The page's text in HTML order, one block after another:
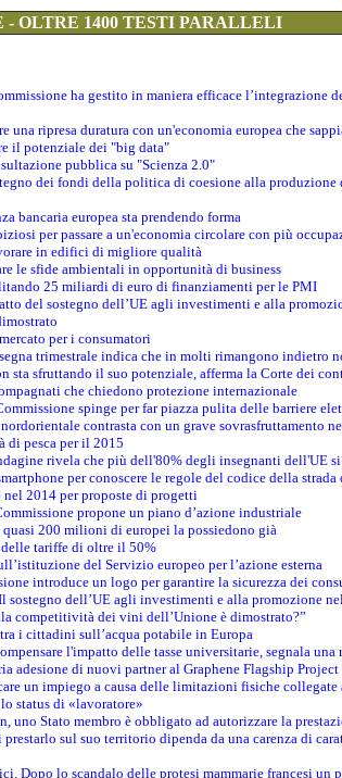
- OLTRE 1400 TESTI PARALLELI
ha gestito in maniera efficace l’integrazione
una ripresa duratura con un'economia europea che
il potenziale dei "big data"
pubblica su "Scienza 2.0"
dei fondi della politica di coesione alla
bancaria europea sta prendendo forma
per passare a un'economia circolare con più
in edifici di migliore qualità
le sfide ambientali in opportunità di business
25 miliardi di euro di finanziamenti per le PMI
del sostegno dell’UE agli investimenti e alla
per i consumatori
trimestrale indica che in molti rimangono indietro
sta sfruttando il suo potenziale, afferma la Corte dei
che chiedono protezione internazionale
spinge per far piazza pulita delle barriere
contrasta con un grave sovrasfruttamento
di pesca per il 2015
rivela che più dell'80% degli insegnanti dell'UE
per conoscere le regole del codice della
2014 per proposte di progetti
propone un piano d’azione industriale
quasi 200 milioni di europei la possiedono già
tariffe di oltre il 50%
del Servizio europeo per l’azione esterna
introduce un logo per garantire la sicurezza dei
sostegno dell’UE agli investimenti e alla promozione
competitività dei vini dell’Unione è dimostrato?”
i cittadini sull’acqua potabile in Europa
l'impatto delle tasse universitarie, segnala una
adesione di nuovi partner al Graphene Flagship Project
un impiego a causa delle limitazioni fisiche
status di «lavoratore»
uno Stato membro è obbligato ad autorizzare la
sul suo territorio dipenda da una carenza di
Dopo lo scandalo delle protesi mammarie francesi un